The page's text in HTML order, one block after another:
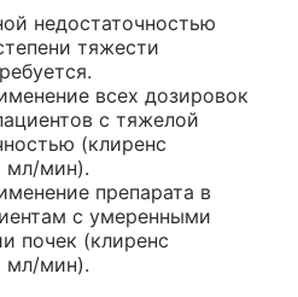
недостаточностью
тяжести
всех дозировок
с тяжелой
(клиренс
мл/мин).
препарата в
с умеренными
почек (клиренс
мл/мин).